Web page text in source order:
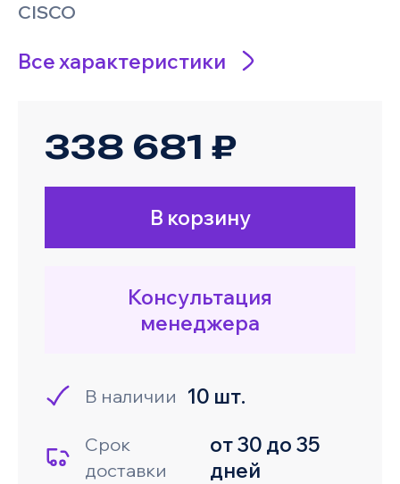
CISCO
Все характеристики
338 681 ₽
В корзину
Консультация
менеджера
В наличии 10 шт.
Срок
доставки
от 30 до 35
дней